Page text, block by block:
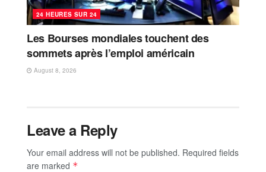
24 HEURES SUR 24
Les Bourses mondiales touchent des
sommets après l’emploi américain
August 8, 2026
Leave a Reply
Your email address will not be published. Required fields
are marked *